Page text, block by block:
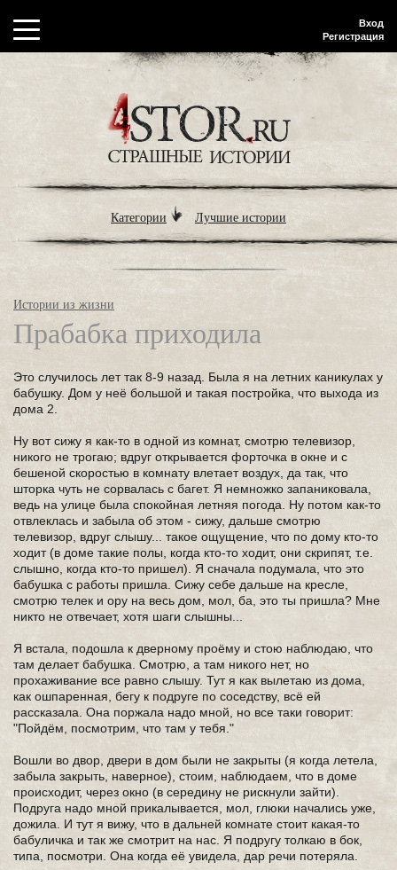
Вход
Регистрация
Категории Лучшие истории
Истории из жизни
Прабабка приходила
Это случилось лет так 8-9 назад. Была я на летних каникулах у
бабушку. Дом у неё большой и такая постройка, что выхода из
дома 2.
Ну вот сижу я как-то в одной из комнат, смотрю телевизор,
никого не трогаю; вдруг открывается форточка в окне и с
бешеной скоростью в комнату влетает воздух, да так, что
шторка чуть не сорвалась с багет. Я немножко запаниковала,
ведь на улице была спокойная летняя погода. Ну потом как-то
отвлеклась и забыла об этом - сижу, дальше смотрю
телевизор, вдруг слышу... такое ощущение, что по дому кто-то
ходит (в доме такие полы, когда кто-то ходит, они скрипят, т.е.
слышно, когда кто-то пришел). Я сначала подумала, что это
бабушка с работы пришла. Сижу себе дальше на кресле,
смотрю телек и ору на весь дом, мол, ба, это ты пришла? Мне
никто не отвечает, хотя шаги слышны...
Я встала, подошла к дверному проёму и стою наблюдаю, что
там делает бабушка. Смотрю, а там никого нет, но
прохаживание все равно слышу. Тут я как вылетаю из дома,
как ошпаренная, бегу к подруге по соседству, всё ей
рассказала. Она поржала надо мной, но все таки говорит:
"Пойдём, посмотрим, что там у тебя."
Вошли во двор, двери в дом были не закрыты (я когда летела,
забыла закрыть, наверное), стоим, наблюдаем, что в доме
происходит, через окно (в середину не рискнули зайти).
Подруга надо мной прикалывается, мол, глюки начались уже,
дожила. И тут я вижу, что в дальней комнате стоит какая-то
бабуличка и так же смотрит на нас. Я подругу толкаю в бок,
типа, посмотри. Она когда её увидела, дар речи потеряла.